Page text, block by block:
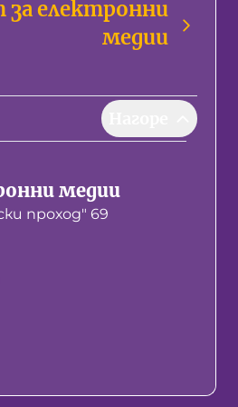
за електронни
медии
медии
проход" 69